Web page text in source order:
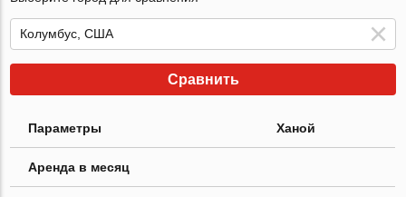
Сравнить
Параметры Ханой
Аренда в месяц